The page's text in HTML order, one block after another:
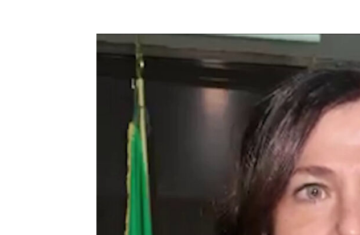
Sardegna,
“Stiamo
ponendo
nostra
centralità
ambito
europeo”